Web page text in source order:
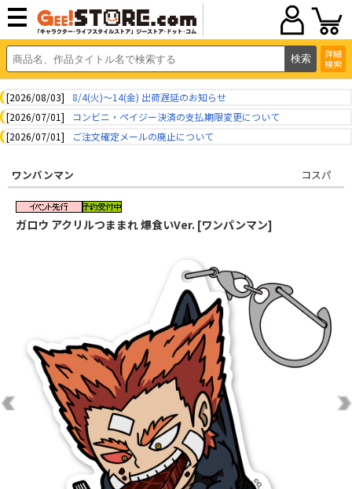
詳細
検索
[2026/08/03]
8/4(火)～14(金) 出荷遅延のお知らせ
[2026/07/01]
コンビニ・ペイジー決済の支払期限変更について
[2026/07/01]
ご注文確定メールの廃止について
ワンパンマン コスパ
ガロウ アクリルつままれ 爆食いVer. [ワンパンマン]